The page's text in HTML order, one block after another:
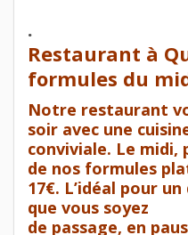
.
Restaurant à
formules du
Notre restaurant
soir avec une
conviviale. Le midi,
de nos formules
17€. L’idéal pour
que vous soyez
de passage, en